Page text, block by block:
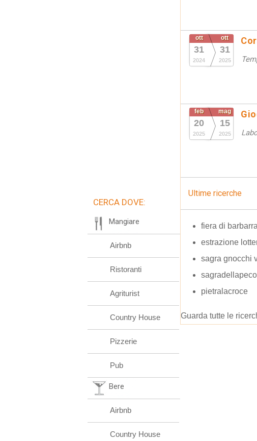
ott
31
2024
ott
31
2025
feb
20
2025
mag
15
2025
Ultime ricerche
fiera di
estrazione
sagra gnocchi
pietralacroce
Guarda tutte le
CERCA DOVE:
Mangiare
Airbnb
Ristoranti
Agriturist
Country House
Pizzerie
Pub
Bere
Airbnb
Country House